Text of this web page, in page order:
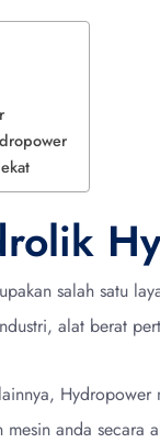
salah satu
alat berat
anda secara